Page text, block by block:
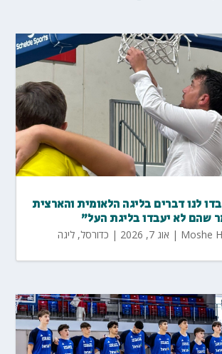
לנו דברים בליגה הלאומית והארצית
שהם לא יעבדו בליגת העל"
Moshe
| אוג 7, 2026 | כדורסל,ליגה